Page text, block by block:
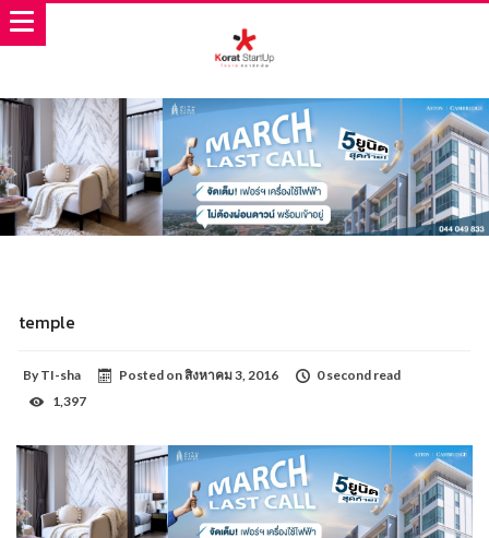
temple
By TI-sha Posted onสิงหาคม 3, 2016
0 second read
1,397